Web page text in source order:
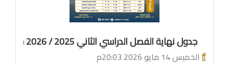
جدول نهاية الفصل الدراسي الثاني 2025 / 2026 شعبة نظم معلومات الاعمال لائحة جديدة
الخميس 14 مايو 2026 20:03م